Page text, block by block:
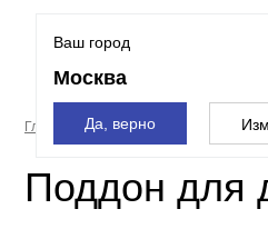
Ваш город
Москва
Да, верно
Главная страница Душевые
Поддон для